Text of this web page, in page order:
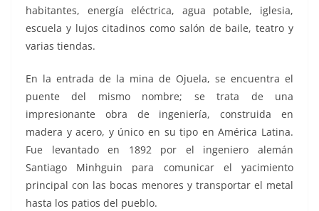
habitantes, energía eléctrica, agua potable, iglesia,
escuela y lujos citadinos como salón de baile, teatro y
varias tiendas.
En la entrada de la mina de Ojuela, se encuentra el
puente del mismo nombre; se trata de una
impresionante obra de ingeniería, construida en
madera y acero, y único en su tipo en América Latina.
Fue levantado en 1892 por el ingeniero alemán
Santiago Minhguin para comunicar el yacimiento
principal con las bocas menores y transportar el metal
hasta los patios del pueblo.